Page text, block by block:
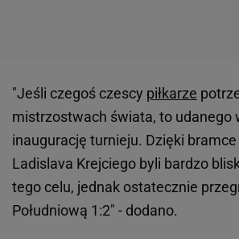
"Jeśli czegoś czescy piłkarze
mistrzostwach świata, to udanego
inaugurację turnieju. Dzięki
Ladislava Krejciego byli bardzo
tego celu, jednak ostatecznie
Południową 1:2" - dodano.